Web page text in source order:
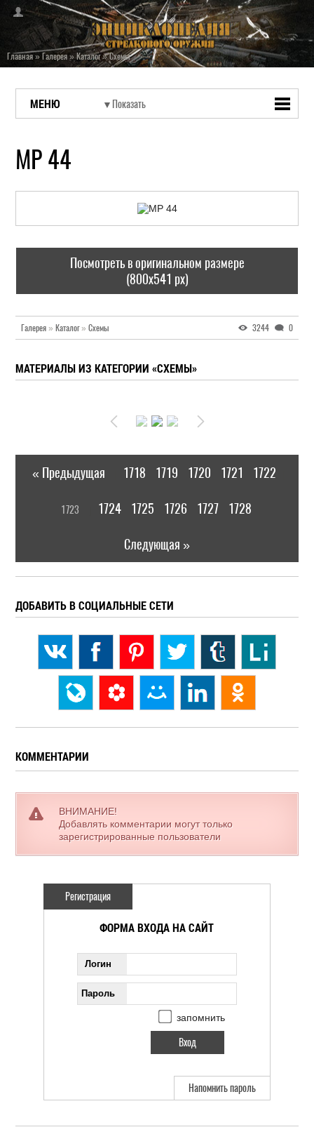
Главная»Галерея»Каталог»Схемы
МЕНЮ
MP 44
Посмотреть в оригинальном размере
(800x541 px)
Галерея » Каталог» Схемы 3244 0
МАТЕРИАЛЫ ИЗ КАТЕГОРИИ «СХЕМЫ»
« Предыдущая 1718 1719 1720 1721 1722
1723 1724 1725 1726 1727 1728
Следующая »
ДОБАВИТЬ В СОЦИАЛЬНЫЕ СЕТИ
КОММЕНТАРИИ
ВНИМАНИЕ!
Добавлять комментарии могут только
зарегистрированные пользователи
Регистрация
ФОРМА ВХОДА НА САЙТ
Логин
Пароль
запомнить
Напомнить пароль